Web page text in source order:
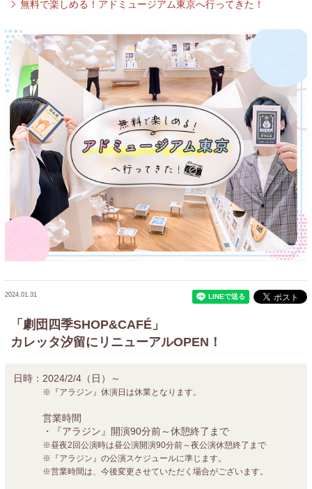
無料で楽しめる！アドミュージアム東京へ行ってきた！
2024.01.31
「劇団四季SHOP&CAFÉ」
カレッタ汐留にリニューアルOPEN！
日時： 2024/2/4（日）～
※『アラジン』休演日は休業となります。
営業時間
・『アラジン』開演90分前～休憩終了まで
※昼夜2回公演時は昼公演開演90分前～夜公演休憩終了まで
※『アラジン』の公演スケジュールに準じます。
※営業時間は、今後変更させていただく場合がございます。